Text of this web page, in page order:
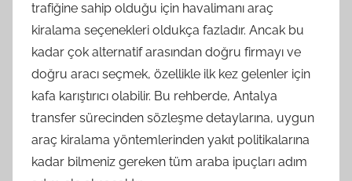
trafiğine sahip olduğu için havalimanı araç
kiralama seçenekleri oldukça fazladır. Ancak bu
kadar çok alternatif arasından doğru firmayı ve
doğru aracı seçmek, özellikle ilk kez gelenler için
kafa karıştırıcı olabilir. Bu rehberde, Antalya
transfer sürecinden sözleşme detaylarına, uygun
araç kiralama yöntemlerinden yakıt politikalarına
kadar bilmeniz gereken tüm araba ipuçları adım